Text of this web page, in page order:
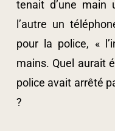
tenait d’une main
l’autre un
pour la police, «
mains. Quel aurait
police avait arrêté
?